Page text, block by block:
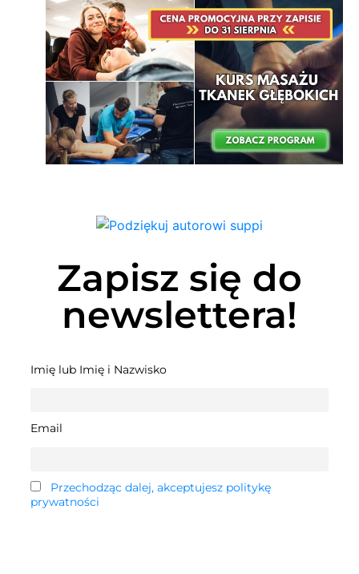
Zapisz się do
newslettera!
Imię lub Imię i Nazwisko
Email
Przechodząc dalej, akceptujesz politykę
prywatności